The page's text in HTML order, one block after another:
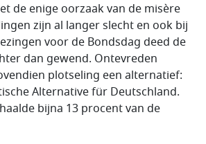
de enige oorzaak van de misère
zijn al langer slecht en ook bij
voor de Bondsdag deed de
dan gewend. Ontevreden
plotseling een alternatief:
Alternative für Deutschland.
bijna 13 procent van de